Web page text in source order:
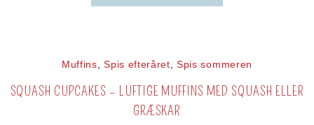
Muffins ,Spis efteråret ,Spis sommeren
SQUASH CUPCAKES – LUFTIGE MUFFINS MED SQUASH ELLER
GRÆSKAR